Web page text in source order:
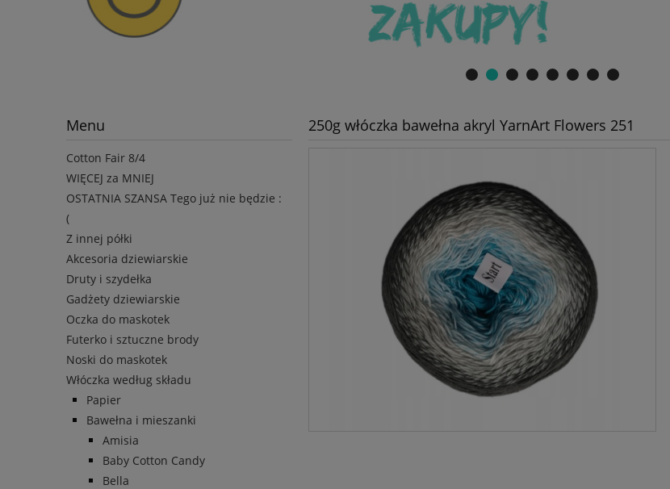
Menu
Cotton Fair 8/4
WIĘCEJ za MNIEJ
OSTATNIA SZANSA Tego już nie będzie :
(
Z innej półki
Akcesoria dziewiarskie
Druty i szydełka
Gadżety dziewiarskie
Oczka do maskotek
Futerko i sztuczne brody
Noski do maskotek
Włóczka według składu
Papier
Bawełna i mieszanki
Amisia
Baby Cotton Candy
Bella
250g włóczka bawełna akryl YarnArt Flowers 251